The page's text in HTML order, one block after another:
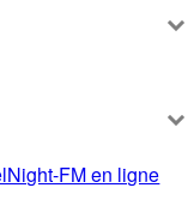
FM en ligne